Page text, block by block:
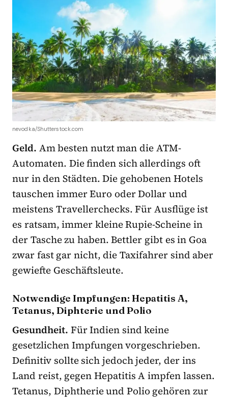
nevodka/Shutterstock.com
Geld. Am besten nutzt man die ATM-
Automaten. Die finden sich allerdings oft
nur in den Städten. Die gehobenen Hotels
tauschen immer Euro oder Dollar und
meistens Travellerchecks. Für Ausflüge ist
es ratsam, immer kleine Rupie-Scheine in
der Tasche zu haben. Bettler gibt es in Goa
zwar fast gar nicht, die Taxifahrer sind aber
gewiefte Geschäftsleute.
Notwendige Impfungen: Hepatitis A,
Tetanus, Diphterie und Polio
Gesundheit. Für Indien sind keine
gesetzlichen Impfungen vorgeschrieben.
Definitiv sollte sich jedoch jeder, der ins
Land reist, gegen Hepatitis A impfen lassen.
Tetanus, Diphtherie und Polio gehören zur